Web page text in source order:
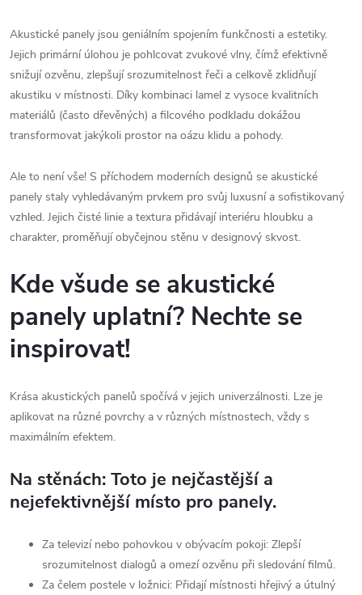
Akustické panely jsou geniálním spojením funkčnosti a estetiky.
Jejich primární úlohou je pohlcovat zvukové vlny, čímž efektivně
snižují ozvěnu, zlepšují srozumitelnost řeči a celkově zklidňují
akustiku v místnosti. Díky kombinaci lamel z vysoce kvalitních
materiálů (často dřevěných) a filcového podkladu dokážou
transformovat jakýkoli prostor na oázu klidu a pohody.
Ale to není vše! S příchodem moderních designů se akustické
panely staly vyhledávaným prvkem pro svůj luxusní a sofistikovaný
vzhled. Jejich čisté linie a textura přidávají interiéru hloubku a
charakter, proměňují obyčejnou stěnu v designový skvost.
Kde všude se akustické
panely uplatní? Nechte se
inspirovat!
Krása akustických panelů spočívá v jejich univerzálnosti. Lze je
aplikovat na různé povrchy a v různých místnostech, vždy s
maximálním efektem.
Na stěnách: Toto je nejčastější a
nejefektivnější místo pro panely.
Za televizí nebo pohovkou v obývacím pokoji: Zlepší
srozumitelnost dialogů a omezí ozvěnu při sledování filmů.
Za čelem postele v ložnici: Přidají místnosti hřejivý a útulný